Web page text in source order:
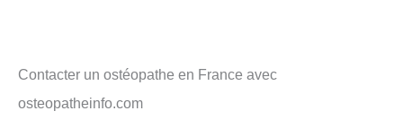
Contacter un ostéopathe en France avec
osteopatheinfo.com